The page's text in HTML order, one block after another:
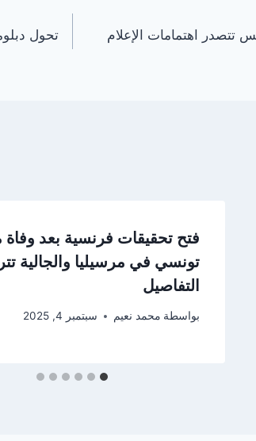
تتصدر اهتمامات الإعلام
تحول
فتح تحقيقات فرنسية بعد
تونسي في مرسيليا والجالية
التفاصيل
بواسطة محمد نعيم سبتمبر 4, 2025